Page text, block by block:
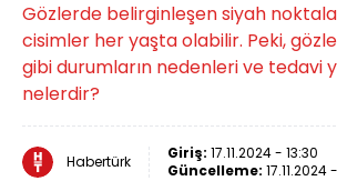
Gözlerde belirginleşen siyah
cisimler her yaşta olabilir. Peki,
gibi durumların nedenleri ve tedavi
nelerdir?
Habertürk Giriş: 17.11.2024 - 13:30
Güncelleme: 17.11.2024